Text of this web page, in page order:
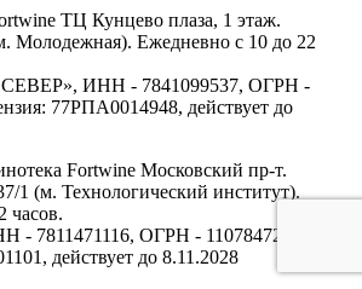
ТЦ Кунцево плаза, 1 этаж.
Молодежная). Ежедневно с 10 до 22
ИНН - 7841099537, ОГРН -
77РПА0014948, действует до
Fortwine Московский пр-т.
1 (м. Технологический институт).
часов.
7811471116, ОГРН - 1107847277438,
действует до 8.11.2028